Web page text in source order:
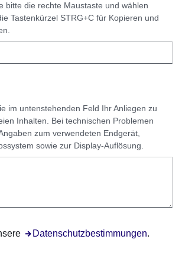
bitte die rechte Maustaste und wählen
Tastenkürzel STRG+C für Kopieren und
im untenstehenden Feld Ihr Anliegen zu
Inhalten. Bei technischen Problemen
zum verwendeten Endgerät,
sowie zur Display-Auflösung.
Datenschutzbestimmungen
Öffnet sich in einem neuen Fenster
.